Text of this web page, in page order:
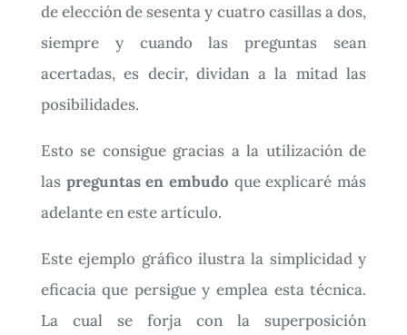
de elección de sesenta y cuatro casillas a dos,
siempre y cuando las preguntas sean
acertadas, es decir, dividan a la mitad las
posibilidades.
Esto se consigue gracias a la utilización de
las preguntas en embudo que explicaré más
adelante en este artículo.
Este ejemplo gráfico ilustra la simplicidad y
eficacia que persigue y emplea esta técnica.
La cual se forja con la superposición